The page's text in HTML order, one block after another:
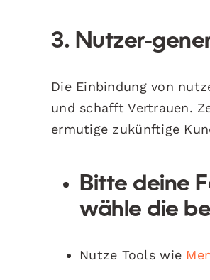
3. Nutzer-
Die Einbindung von
und schafft Vertrauen.
ermutige zukünftige
Bitte deine
wähle die
Nutze Tools wie